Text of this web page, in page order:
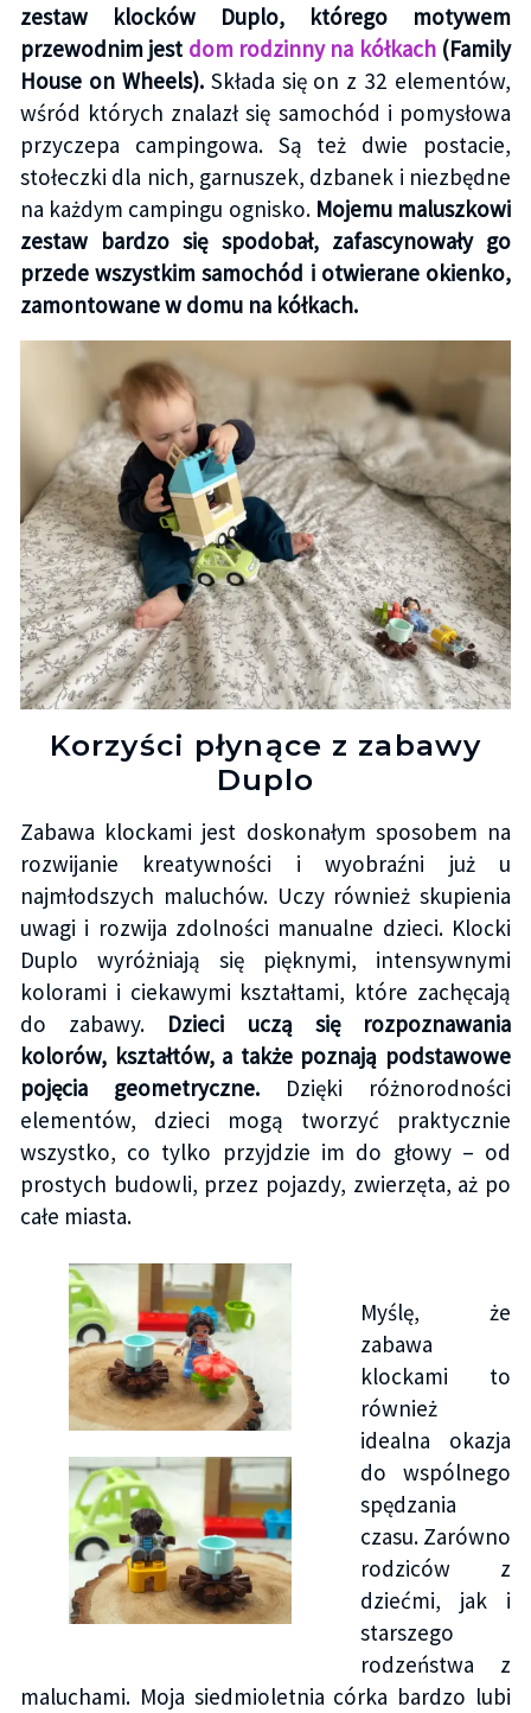
zestaw klocków Duplo, którego motywem
przewodnim jest dom rodzinny na kółkach(Family
House on Wheels).Składa się on z 32 elementów,
wśród których znalazł się samochód i pomysłowa
przyczepa campingowa. Są też dwie postacie,
stołeczki dla nich, garnuszek, dzbanek i niezbędne
na każdym campingu ognisko. Mojemu maluszkowi
zestaw bardzo się spodobał, zafascynowały go
przede wszystkim samochód i otwierane okienko,
zamontowane w domu na kółkach.
Korzyści płynące z zabawy
Duplo
Zabawa klockami jest doskonałym sposobem na
rozwijanie kreatywności i wyobraźni już u
najmłodszych maluchów. Uczy również skupienia
uwagi i rozwija zdolności manualne dzieci. Klocki
Duplo wyróżniają się pięknymi, intensywnymi
kolorami i ciekawymi kształtami, które zachęcają
do zabawy. Dzieci uczą się rozpoznawania
kolorów, kształtów, a także poznają podstawowe
pojęcia geometryczne.Dzięki różnorodności
elementów, dzieci mogą tworzyć praktycznie
wszystko, co tylko przyjdzie im do głowy – od
prostych budowli, przez pojazdy, zwierzęta, aż po
całe miasta.
Myślę, że
zabawa
klockami to
również
idealna okazja
do wspólnego
spędzania
czasu. Zarówno
rodziców z
dziećmi, jak i
starszego
rodzeństwa z
maluchami. Moja siedmioletnia córka bardzo lubi